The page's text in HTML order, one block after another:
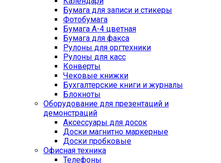
Бумага для записи и стикеры
Фотобумага
Бумага А-4 цветная
Бумага для факса
Рулоны для оргтехники
Рулоны для касс
Конверты
Чековые книжки
Бухгалтерские книги и журналы
Блокноты
Оборудование для презентаций и
демонстраций
Аксессуары для досок
Доски магнитно маркерные
Доски пробковые
Офисная техника
Телефоны